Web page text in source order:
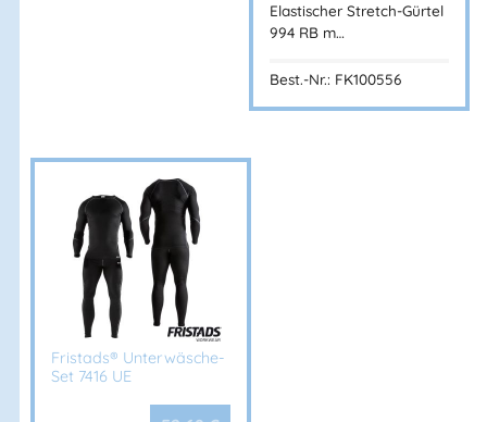
Elastischer Stretch-Gürtel
994 RB m…
Best.-Nr.: FK100556
Fristads® Unterwäsche-
Set 7416 UE